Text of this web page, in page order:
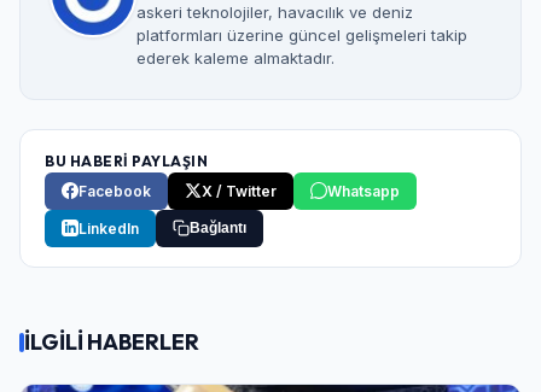
askeri teknolojiler, havacılık ve deniz
platformları üzerine güncel gelişmeleri takip
ederek kaleme almaktadır.
BU HABERİ PAYLAŞIN
Facebook
X / Twitter Whatsapp
LinkedIn Bağlantı
İLGİLİ HABERLER